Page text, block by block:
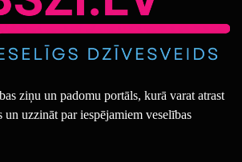
ziņu un padomu portāls, kurā varat atrast
uzzināt par iespējamiem veselības